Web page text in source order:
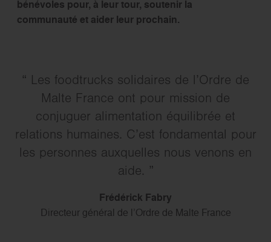
bénévoles pour, à leur tour, soutenir la
communauté et aider leur prochain.
Les foodtrucks solidaires de l’Ordre de
Malte France ont pour mission de
conjuguer alimentation équilibrée et
relations humaines. C’est fondamental pour
les personnes auxquelles nous venons en
aide.
Frédérick Fabry
Directeur général de l’Ordre de Malte France